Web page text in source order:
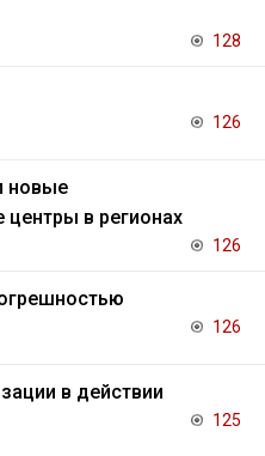
128
126
новые
центры в регионах
126
126
в действии
125